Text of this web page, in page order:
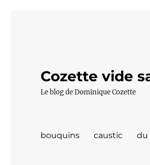
Cozette vide
Le blog de Dominique Cozette
bouquins caustic du